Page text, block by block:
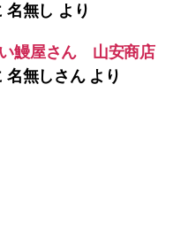
名無し より
鰻屋さん 山安商店
名無しさんより